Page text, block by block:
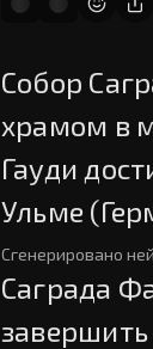
Собор
храмом в
Гауди
Ульме
Сгенерировано
Саграда